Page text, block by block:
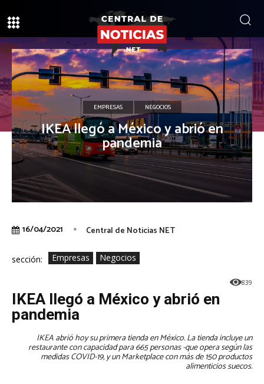
EMPRESAS NEGOCIOS
IKEA llegó a México y abrió en
pandemia
16/04/2021 Central de Noticias NET
sección: Empresas Negocios
839
IKEA llegó a México y abrió en
pandemia
IKEA abrió hoy su primera tienda en México. La tienda incluye un
restaurante con capacidad para 665 personas -que opera según las
medidas COVID-19, y un Marketplace con más de 150 productos
alimenticios suecos.